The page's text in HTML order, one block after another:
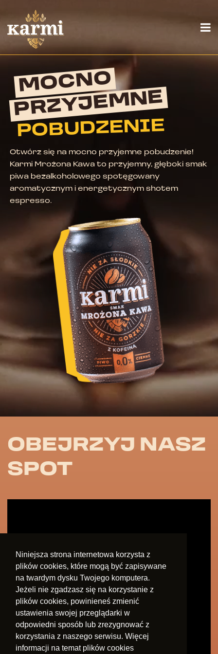
Niniejsza strona internetowa korzysta z
plików cookies, które mogą być zapisywane
na twardym dysku Twojego komputera.
Jeżeli nie zgadzasz się na korzystanie z
plików cookies, powinieneś zmienić
ustawienia swojej przeglądarki w
odpowiedni sposób lub zrezygnować z
korzystania z naszego serwisu. Więcej
informacji na temat plików cookies
content
MOCNO
PRZYJEMNE
POBUDZENIE
Otwórz się na mocno przyjemne pobudzenie!
Karmi Mrożona Kawa to przyjemny, głęboki smak
piwa bezalkoholowego spotęgowany
aromatycznym i energetycznym shotem
espresso.
OBEJRZYJ NASZ
SPOT